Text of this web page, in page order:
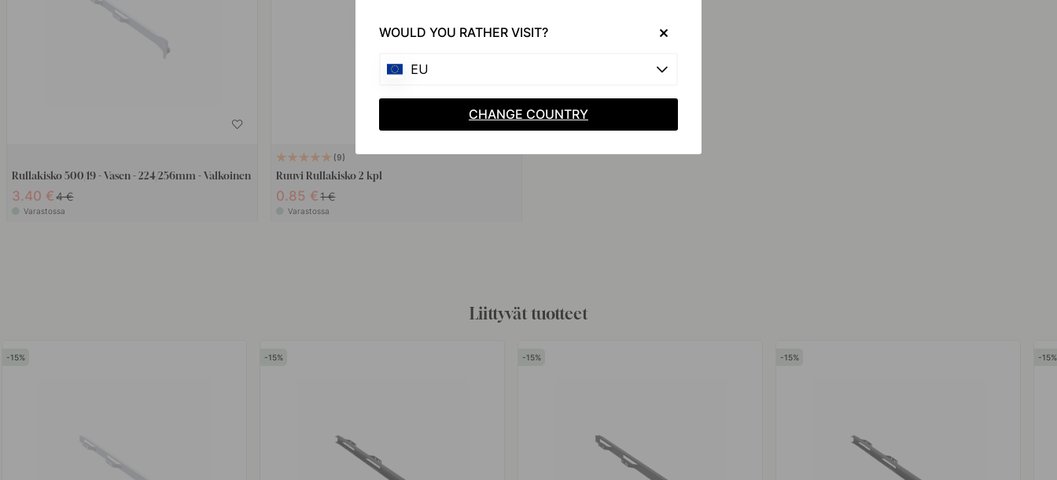
Rullakisko 500/19 - Vasen - 224/256mm - Valkoinen
3.40 € 4 €
Varastossa
9
Ruuvi Rullakisko 2 kpl
0.85 € 1 €
Varastossa
Liittyvät tuotteet
15 15 15 15 15
WOULD YOU RATHER VISIT?
EU
CHANGE COUNTRY